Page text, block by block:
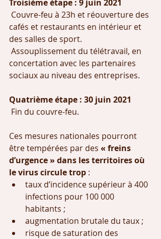
Troisième étape : 9 juin 2021
cafés et restaurants en intérieur et
des salles de sport.
concertation avec les partenaires
sociaux au niveau des entreprises.
Quatrième étape : 30 juin 2021
Fin du couvre-feu.
Ces mesures nationales pourront
être tempérées par des « freins
d’urgence » dans les territoires où
le virus circule trop :
taux d’incidence supérieur à 400
infections pour 100 000
habitants ;
augmentation brutale du taux ;
risque de saturation des